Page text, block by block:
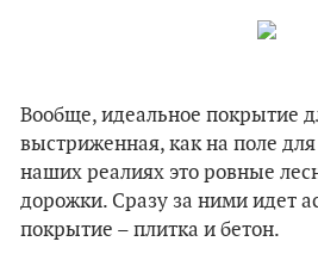
Вообще, идеальное покрытие
выстриженная, как на поле
наших реалиях это ровные
дорожки. Сразу за ними идет
покрытие – плитка и бетон.